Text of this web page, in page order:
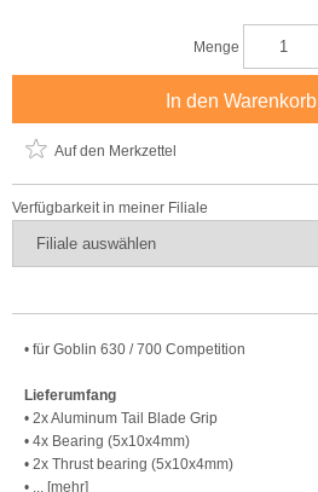
Menge
In den Warenkorb
Auf den Merkzettel
Verfügbarkeit in meiner Filiale
• für Goblin 630 / 700 Competition
Lieferumfang
• 2x Aluminum Tail Blade Grip
• 4x Bearing (5x10x4mm)
• 2x Thrust bearing (5x10x4mm)
• ... [mehr]